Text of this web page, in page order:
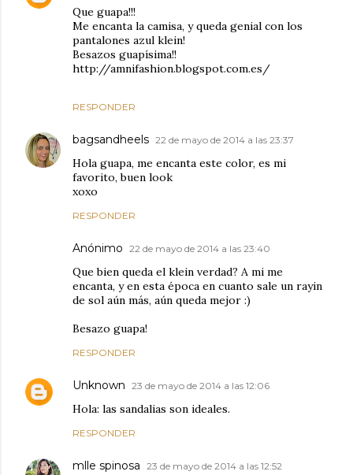
Que guapa!!!
Me encanta la camisa, y queda genial con los
pantalones azul klein!
Besazos guapísima!!
http://amnifashion.blogspot.com.es/
RESPONDER
bagsandheels 22 de mayo de 2014 a las 23:37
Hola guapa, me encanta este color, es mi
favorito, buen look
xoxo
RESPONDER
Anónimo 22 de mayo de 2014 a las 23:40
Que bien queda el klein verdad? A mi me
encanta, y en esta época en cuanto sale un rayin
de sol aún más, aún queda mejor :)
Besazo guapa!
RESPONDER
Unknown 23 de mayo de 2014 a las 12:06
Hola: las sandalias son ideales.
RESPONDER
mlle spinosa 23 de mayo de 2014 a las 12:52